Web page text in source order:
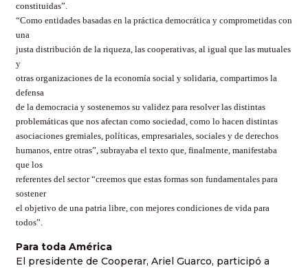
constituidas”.
“Como entidades basadas en la práctica democrática y comprometidas con
una
justa distribución de la riqueza, las cooperativas, al igual que las mutuales
y
otras organizaciones de la economía social y solidaria, compartimos la
defensa
de la democracia y sostenemos su validez para resolver las distintas
problemáticas que nos afectan como sociedad, como lo hacen distintas
asociaciones gremiales, políticas, empresariales, sociales y de derechos
humanos, entre otras”, subrayaba el texto que, finalmente, manifestaba
que los
referentes del sector “creemos que estas formas son fundamentales para
sostener
el objetivo de una patria libre, con mejores condiciones de vida para
todos”.
Para toda América
El presidente de Cooperar, Ariel Guarco, participó a